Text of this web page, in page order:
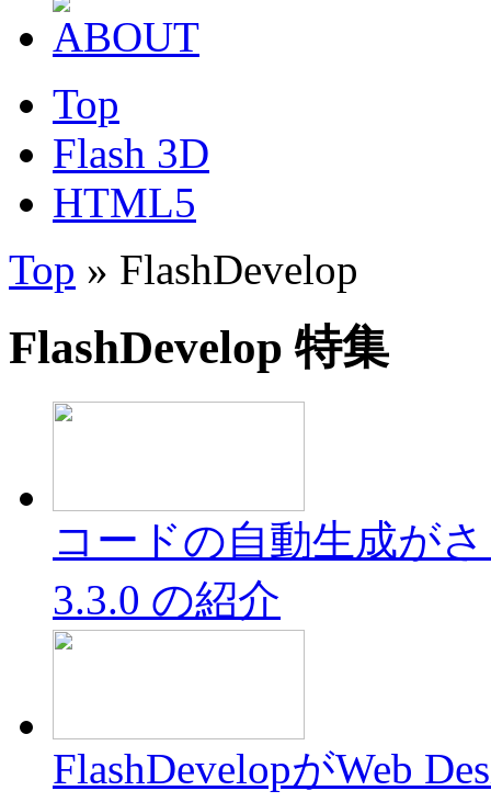
Top
Flash 3D
HTML5
Top » FlashDevelop
FlashDevelop 特集
コードの自動生成が
3.3.0 の紹介
FlashDevelopがWeb